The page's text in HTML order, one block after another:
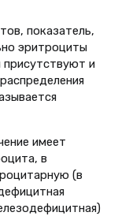
показатель,
эритроциты
присутствуют и
имеет
в
(в